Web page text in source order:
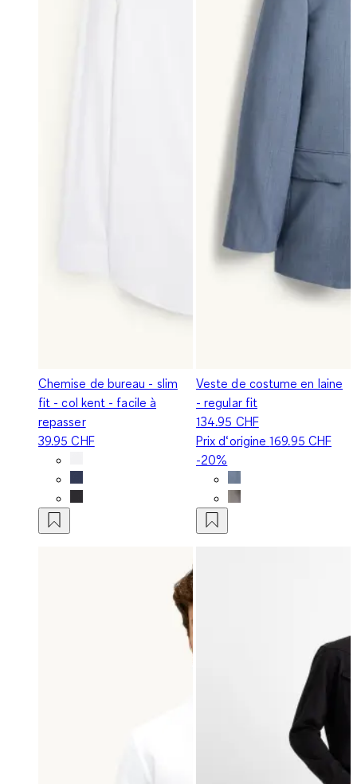
Chemise de bureau - slim
fit - col kent - facile à
repasser
39.95 CHF
Veste de costume en laine
- regular fit
134.95 CHF
Prix d‘origine169.95 CHF
-20%